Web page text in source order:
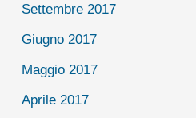
Settembre 2017
Giugno 2017
Maggio 2017
Aprile 2017